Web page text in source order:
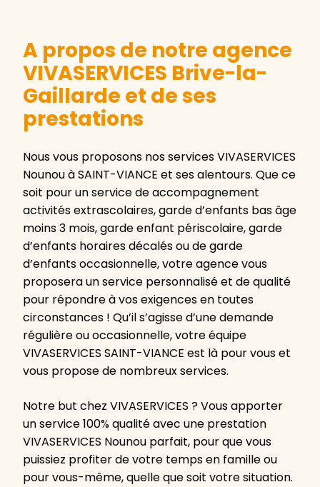
A propos de notre agence
VIVASERVICES Brive-la-
Gaillarde et de ses
prestations
Nous vous proposons nos services VIVASERVICES
Nounou à SAINT-VIANCE et ses alentours. Que ce
soit pour un service de accompagnement
activités extrascolaires, garde d’enfants bas âge
moins 3 mois, garde enfant périscolaire, garde
d’enfants horaires décalés ou de garde
d’enfants occasionnelle, votre agence vous
proposera un service personnalisé et de qualité
pour répondre à vos exigences en toutes
circonstances ! Qu’il s’agisse d’une demande
régulière ou occasionnelle, votre équipe
VIVASERVICES SAINT-VIANCE est là pour vous et
vous propose de nombreux services.
Notre but chez VIVASERVICES ? Vous apporter
un service 100% qualité avec une prestation
VIVASERVICES Nounou parfait, pour que vous
puissiez profiter de votre temps en famille ou
pour vous-même, quelle que soit votre situation.